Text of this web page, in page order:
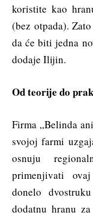
koristite kao
(bez otpada).
da će biti jedna
dodaje Ilijin.
Od teorije do
Firma „Belinda
svojoj farmi
osnuju
primenjivati
donelo
dodatnu hranu